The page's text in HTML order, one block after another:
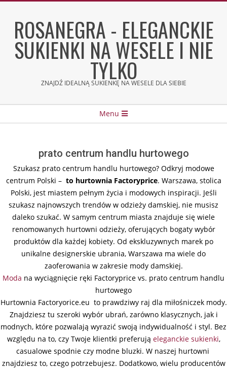
contentROSANEGRA - ELEGANCKIE
SUKIENKI NA WESELE I NIE
TYLKO
ZNAJDŹ IDEALNĄ SUKIENKĘ NA WESELE DLA SIEBIE
Menu
prato centrum handlu hurtowego
Szukasz prato centrum handlu hurtowego? Odkryj modowe
centrum Polski – to hurtownia Factoryprice. Warszawa, stolica
Polski, jest miastem pełnym życia i modowych inspiracji. Jeśli
szukasz najnowszych trendów w odzieży damskiej, nie musisz
daleko szukać. W samym centrum miasta znajduje się wiele
renomowanych hurtowni odzieży, oferujących bogaty wybór
produktów dla każdej kobiety. Od ekskluzywnych marek po
unikalne designerskie ubrania, Warszawa ma wiele do
zaoferowania w zakresie mody damskiej.
Moda na wyciągnięcie ręki Factoryprice vs. prato centrum handlu
hurtowego
Hurtownia Factoryorice.eu to prawdziwy raj dla miłośniczek mody.
Znajdziesz tu szeroki wybór ubrań, zarówno klasycznych, jak i
modnych, które pozwalają wyrazić swoją indywidualność i styl. Bez
względu na to, czy Twoje klientki preferują eleganckie sukienki,
casualowe spodnie czy modne bluzki. W naszej hurtowni
znajdziesz to, czego potrzebujesz. Dodatkowo, wielu producentów